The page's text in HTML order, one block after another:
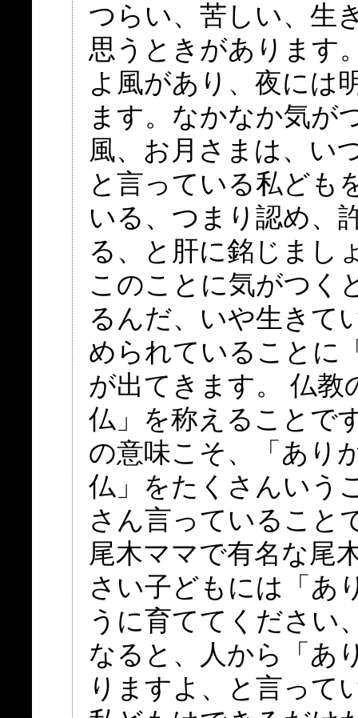
つらい、苦しい、生
思うときがあります
よ風があり、夜には
ます。なかなか気が
風、お月さまは、い
と言っている私ども
いる、つまり認め、
る、と肝に銘じまし
このことに気がつく
るんだ、いや生きて
められていることに
が出てきます。 仏教
仏」を称えることで
の意味こそ、「あり
仏」をたくさんいう
さん言っていること
尾木ママで有名な尾
さい子どもには「あ
うに育ててください
なると、人から「あ
りますよ、と言って